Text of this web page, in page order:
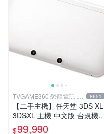
TVGAME360 恐龍電玩-台
中店
8651
【二手主機】任天堂 3DS XL
3DSXL 主機 中文版 台規機
白色 附充電器 裸裝【台中恐
$99,990